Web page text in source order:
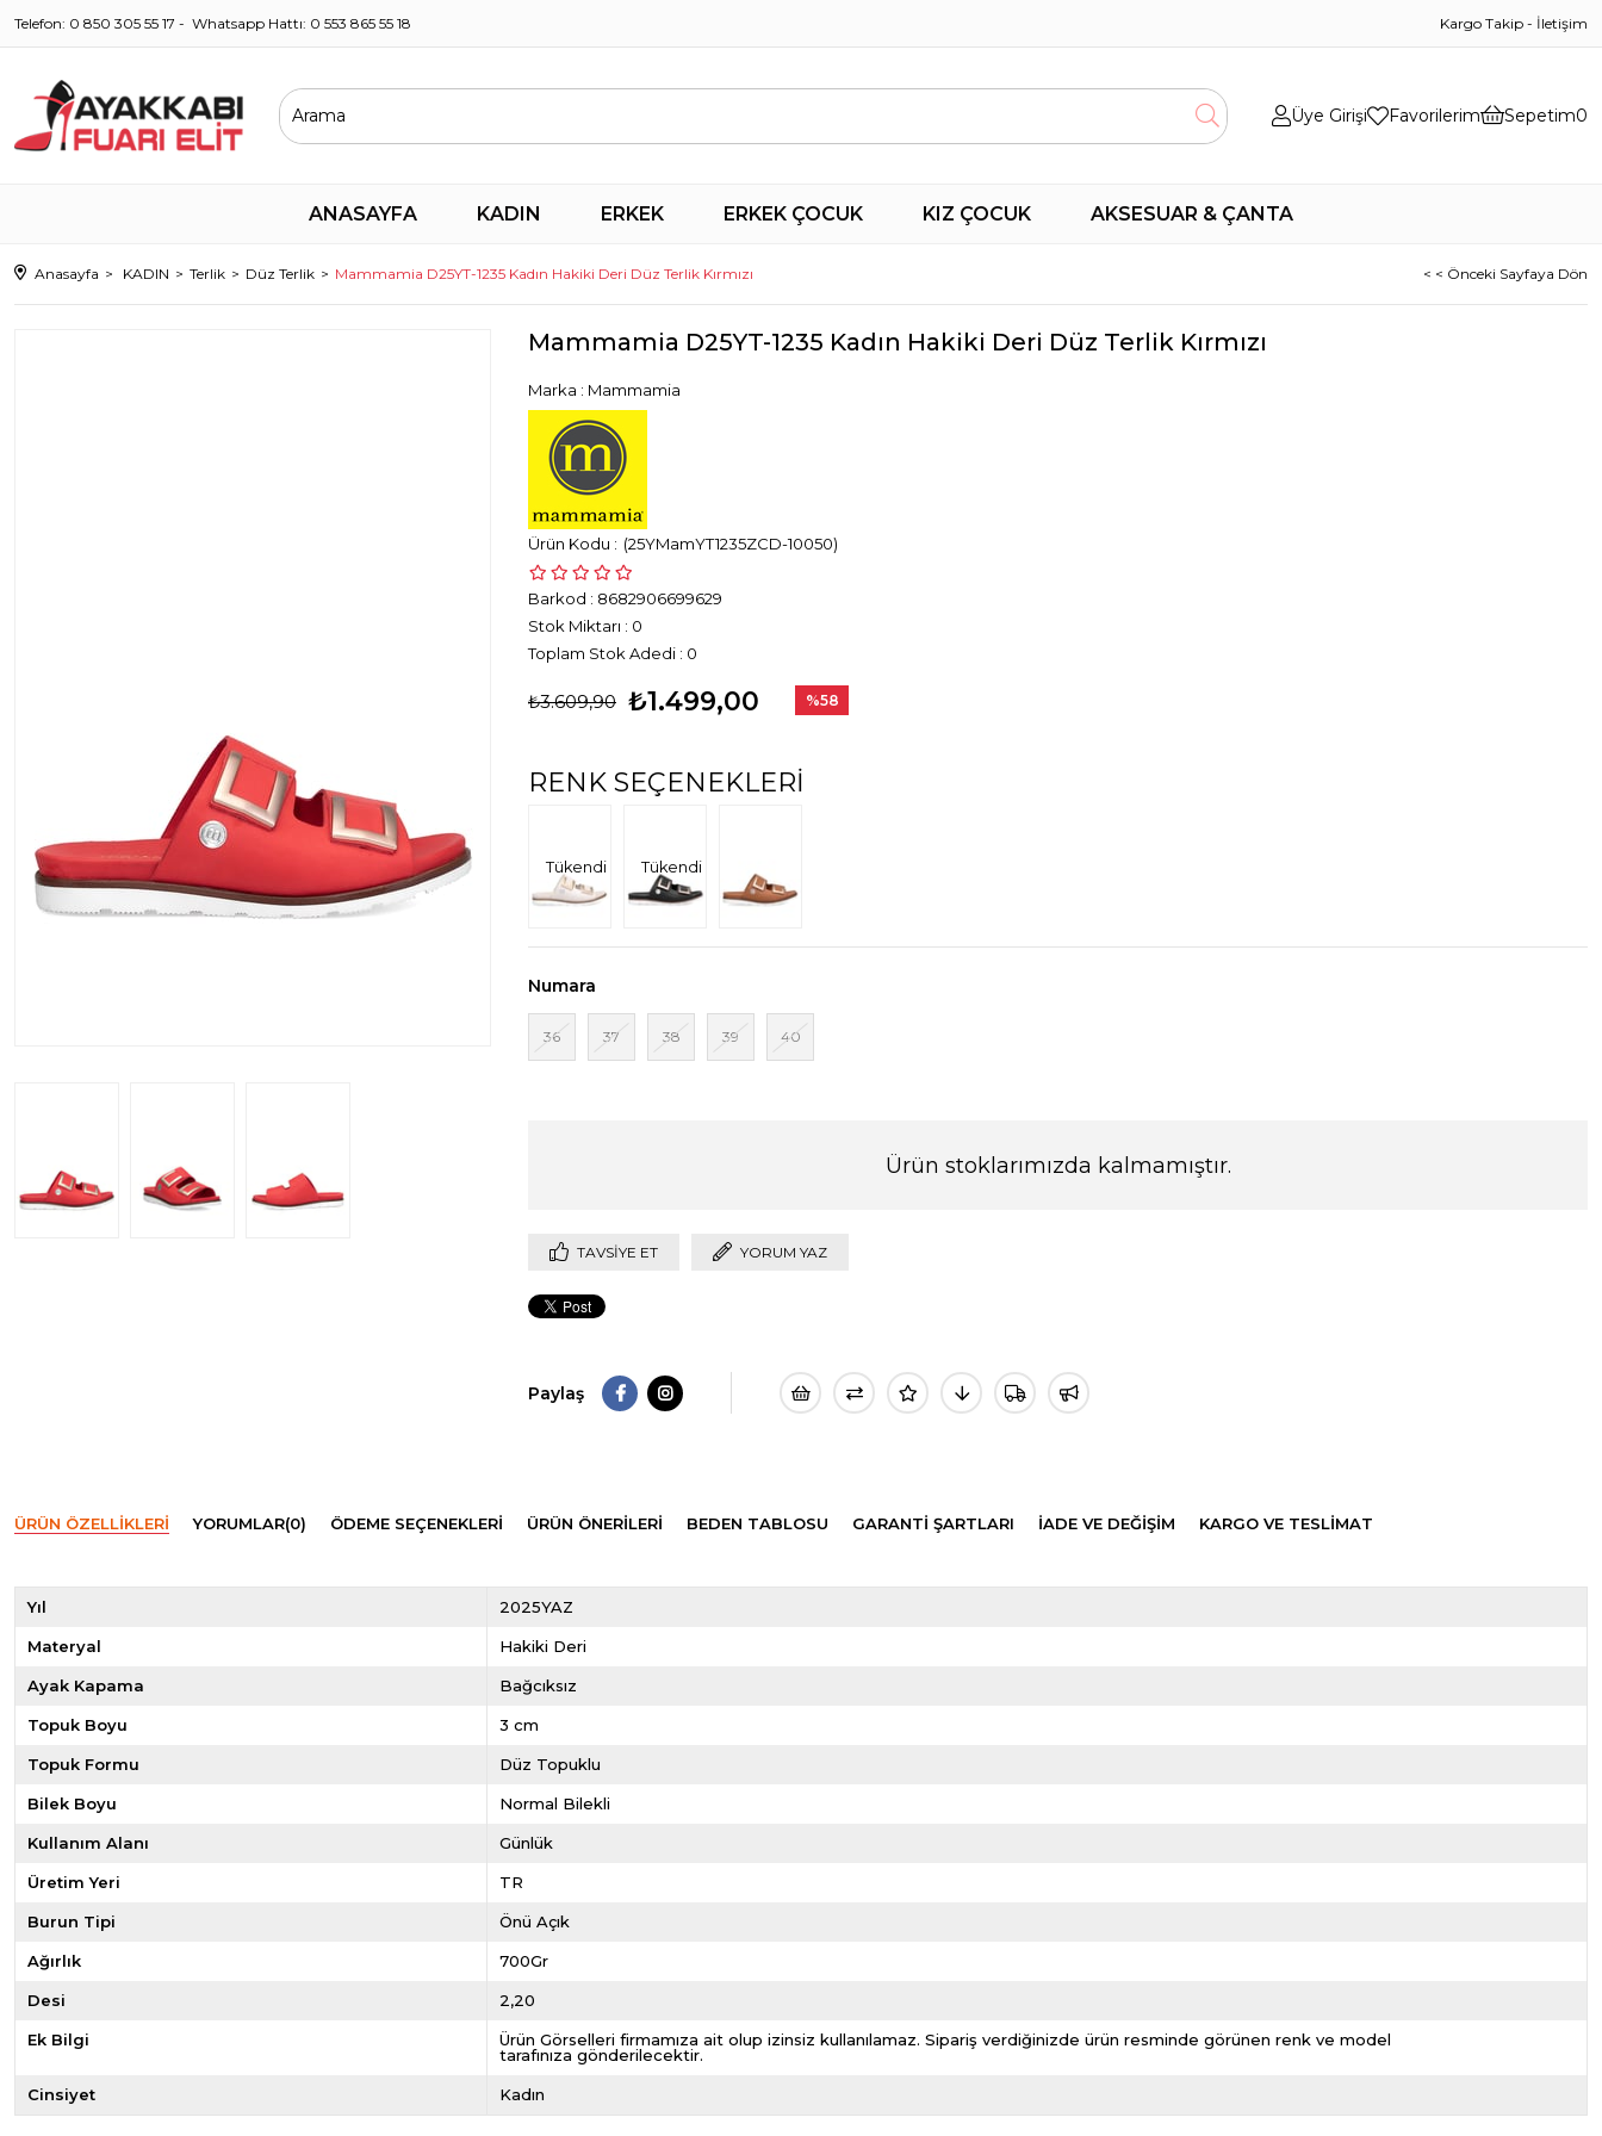
Telefon: 0 850 305 55 17 - Whatsapp Hattı: 0 553 865 55 18 Kargo Takip - İletişim
Üye Girişi Favorilerim Sepetim0
ANASAYFA KADIN ERKEK ERKEK ÇOCUK KIZ ÇOCUK AKSESUAR & ÇANTA
Anasayfa KADIN Terlik Düz Terlik Mammamia D25YT-1235 Kadın Hakiki Deri Düz Terlik Kırmızı < < Önceki Sayfaya Dön
Mammamia D25YT-1235 Kadın Hakiki Deri Düz Terlik Kırmızı
Marka : Mammamia
(25YMamYT1235ZCD-10050)
Barkod : 8682906699629
Stok Miktarı : 0
Toplam Stok Adedi : 0
₺3.609,90 ₺1.499,00 %58
RENK SEÇENEKLERI
Tükendi Tükendi
Numara
36 37 38 39 40
Ürün stoklarımızda kalmamıştır.
TAVSIYE ET YORUM YAZ
Paylaş
ÜRÜN ÖZELLIKLERI YORUMLAR(0) ÖDEME SEÇENEKLERI ÜRÜN ÖNERILERI BEDEN TABLOSU GARANTİ ŞARTLARI İADE VE DEĞİŞİM KARGO VE TESLİMAT
Yıl 2025YAZ
Materyal Hakiki Deri
Ayak Kapama Bağcıksız
Topuk Boyu 3 cm
Topuk Formu Düz Topuklu
Bilek Boyu Normal Bilekli
Kullanım Alanı Günlük
Üretim Yeri TR
Burun Tipi Önü Açık
Ağırlık 700Gr
Desi 2,20
Ek Bilgi
Ürün Görselleri firmamıza ait olup izinsiz kullanılamaz. Sipariş verdiğinizde ürün resminde görünen renk ve model
tarafınıza gönderilecektir.
Cinsiyet Kadın